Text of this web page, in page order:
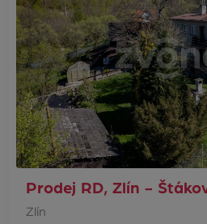
Prodej RD, Zlín -
Zlín